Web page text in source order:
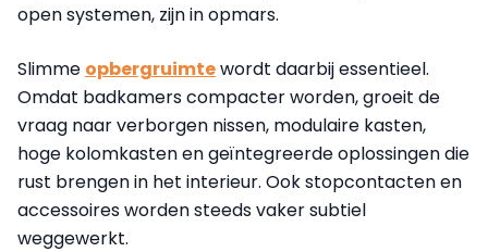
open systemen, zijn in opmars.
Slimme opbergruimtewordt daarbij essentieel.
Omdat badkamers compacter worden, groeit de
vraag naar verborgen nissen, modulaire kasten,
hoge kolomkasten en geïntegreerde oplossingen die
rust brengen in het interieur. Ook stopcontacten en
accessoires worden steeds vaker subtiel
weggewerkt.